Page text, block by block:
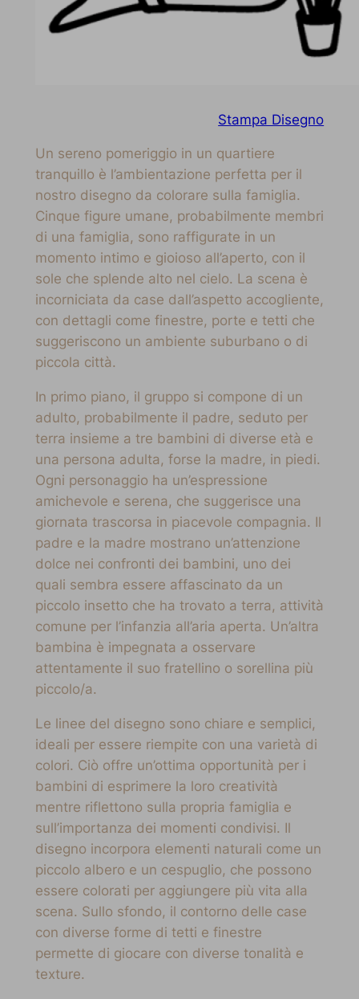
Stampa Disegno
Un sereno pomeriggio in un quartiere
tranquillo è l’ambientazione perfetta per il
nostro disegno da colorare sulla famiglia.
Cinque figure umane, probabilmente membri
di una famiglia, sono raffigurate in un
momento intimo e gioioso all’aperto, con il
sole che splende alto nel cielo. La scena è
incorniciata da case dall’aspetto accogliente,
con dettagli come finestre, porte e tetti che
suggeriscono un ambiente suburbano o di
piccola città.
In primo piano, il gruppo si compone di un
adulto, probabilmente il padre, seduto per
terra insieme a tre bambini di diverse età e
una persona adulta, forse la madre, in piedi.
Ogni personaggio ha un’espressione
amichevole e serena, che suggerisce una
giornata trascorsa in piacevole compagnia. Il
padre e la madre mostrano un’attenzione
dolce nei confronti dei bambini, uno dei
quali sembra essere affascinato da un
piccolo insetto che ha trovato a terra, attività
comune per l’infanzia all’aria aperta. Un’altra
bambina è impegnata a osservare
attentamente il suo fratellino o sorellina più
piccolo/a.
Le linee del disegno sono chiare e semplici,
ideali per essere riempite con una varietà di
colori. Ciò offre un’ottima opportunità per i
bambini di esprimere la loro creatività
mentre riflettono sulla propria famiglia e
sull’importanza dei momenti condivisi. Il
disegno incorpora elementi naturali come un
piccolo albero e un cespuglio, che possono
essere colorati per aggiungere più vita alla
scena. Sullo sfondo, il contorno delle case
con diverse forme di tetti e finestre
permette di giocare con diverse tonalità e
texture.